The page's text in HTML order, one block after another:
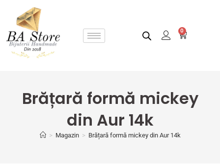
0
Brățară formă mickey
din Aur 14k
> Magazin > Brățară formă mickey din Aur 14k